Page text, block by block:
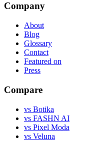
Company
About
Blog
Glossary
Contact
Featured on
Press
Compare
vs Botika
vs FASHN AI
vs Pixel Moda
vs Veluna